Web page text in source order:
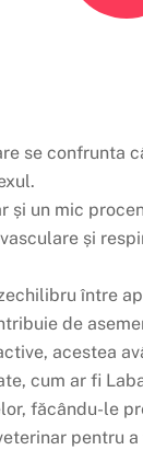
se confrunta
un mic
și
între
de
acestea
cum ar fi
făcându-le
pentru